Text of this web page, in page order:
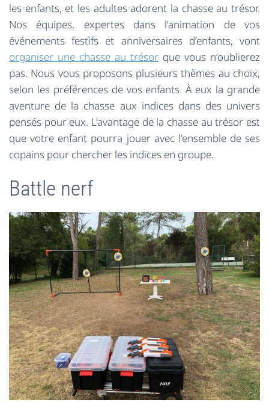
les enfants, et les adultes adorent la chasse au trésor.
Nos équipes, expertes dans l’animation de vos
événements festifs et anniversaires d’enfants, vont
organiser une chasse au trésor que vous n’oublierez
pas. Nous vous proposons plusieurs thèmes au choix,
selon les préférences de vos enfants. À eux la grande
aventure de la chasse aux indices dans des univers
pensés pour eux. L’avantage de la chasse au trésor est
que votre enfant pourra jouer avec l’ensemble de ses
copains pour chercher les indices en groupe.
Battle nerf